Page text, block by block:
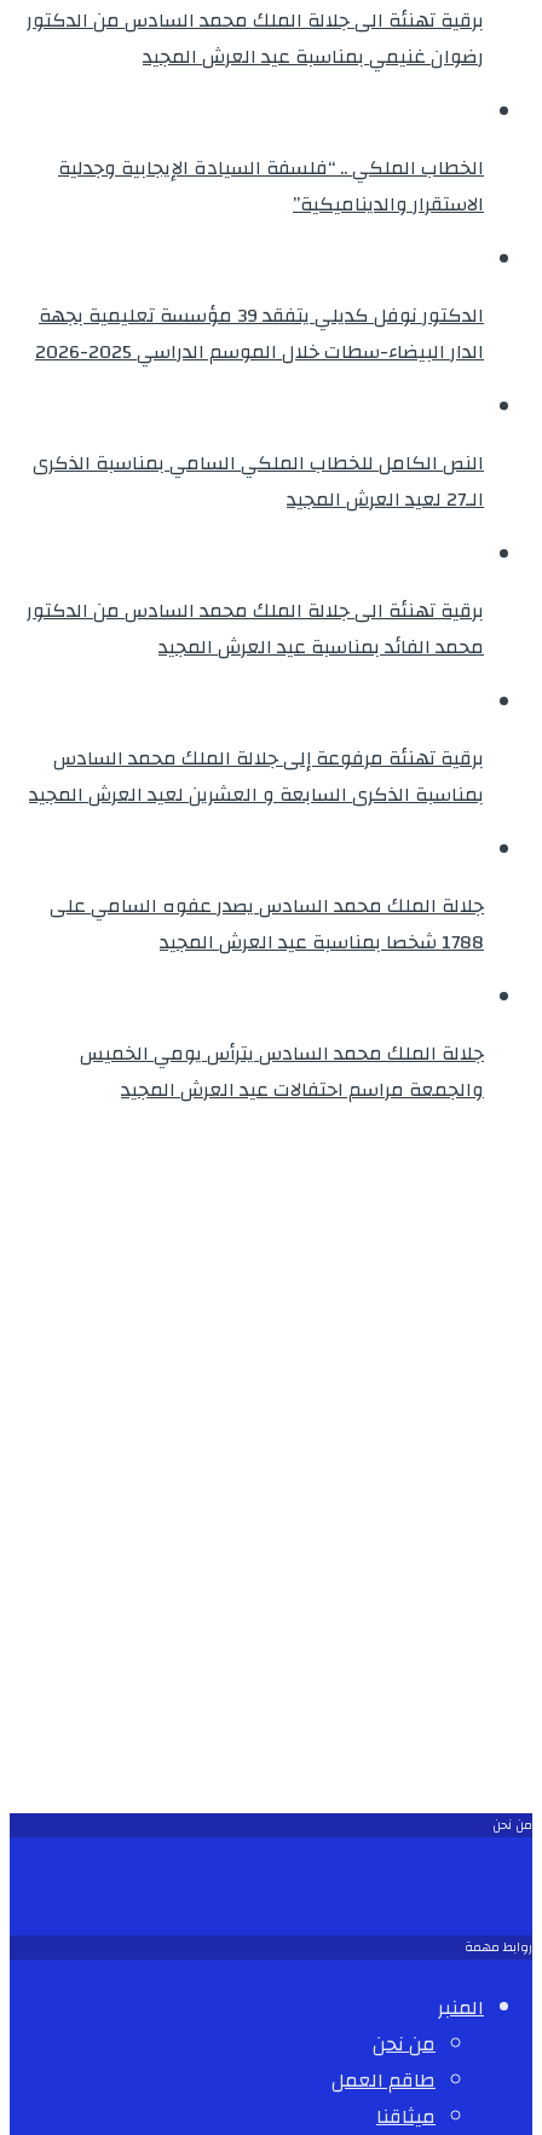
برقية تهنئة الى جلالة الملك محمد السادس من الدكتور
رضوان غنيمي بمناسبة عيد العرش المجيد
الخطاب الملكي .. “فلسفة السيادة الإيجابية وجدلية
الاستقرار والديناميكية”
الدكتور نوفل كديلي يتفقد 39 مؤسسة تعليمية بجهة
الدار البيضاء-سطات خلال الموسم الدراسي 2025-2026
النص الكامل للخطاب الملكي السامي بمناسبة الذكرى
الـ27 لعيد العرش المجيد
برقية تهنئة الى جلالة الملك محمد السادس من الدكتور
محمد الفائد بمناسبة عيد العرش المجيد
برقية تهنئة مرفوعة إلى جلالة الملك محمد السادس
بمناسبة الذكرى السابعة و العشرين لعيد العرش المجيد
جلالة الملك محمد السادس يصدر عفوه السامي على
1788 شخصا بمناسبة عيد العرش المجيد
جلالة الملك محمد السادس يترأس يومي الخميس
والجمعة مراسم احتفالات عيد العرش المجيد
من نحن
روابط مهمة
المنبر
من نحن
طاقم العمل
ميثاقنا